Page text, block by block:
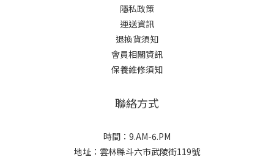
隱私政策
運送資訊
退換貨須知
會員相關資訊
保養維修須知
聯絡方式
時間：9.AM-6.PM
地址：雲林縣斗六市武陵街119號